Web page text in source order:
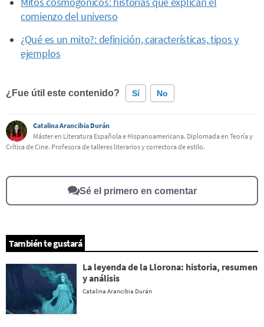
comienzo del universo
¿Qué es un mito?: definición, características, tipos y
ejemplos
¿Fue útil este contenido? Sí No
Este contenido contiene información incorrecta
Otro
Catalina Arancibia Durán
Máster en Literatura Española e Hispanoamericana. Diplomada en Teoría y
Crítica de Cine. Profesora de talleres literarios y correctora de estilo.
Sé el primero en comentar
También te gustará
La leyenda de la Llorona: historia, resumen
y análisis
Catalina Arancibia Durán